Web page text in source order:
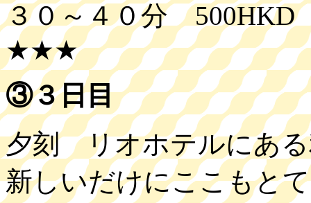
３０～４０分 500HKD
★★★
③３日目
夕刻 リオホテルにある
新しいだけにここもと